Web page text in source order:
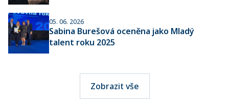
05. 06. 2026
Sabina Burešová oceněna jako Mladý
talent roku 2025
Zobrazit vše